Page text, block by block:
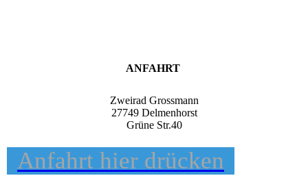
ANFAHRT
Zweirad Grossmann
27749 Delmenhorst
Grüne Str.40
Anfahrt hier drücken